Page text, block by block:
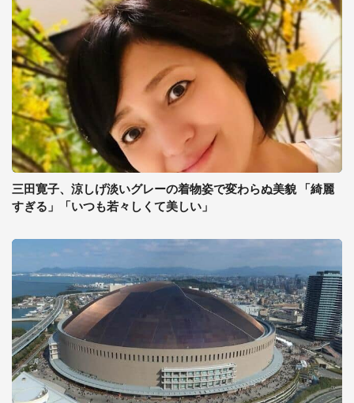
三田寛子、涼しげ淡いグレーの着物姿で変わらぬ美貌 「綺麗
すぎる」「いつも若々しくて美しい」